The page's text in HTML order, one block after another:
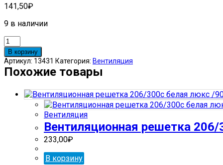
141,50₽
9 в наличии
Количество
товара
ВЫТЯЖКА
ВЕНТ
(Москва)
В корзину
Артикул: 13431 Категория: Вентиляция
Похожие товары
Вентиляция
Вентиляционная решетка
233,00₽
В корзину